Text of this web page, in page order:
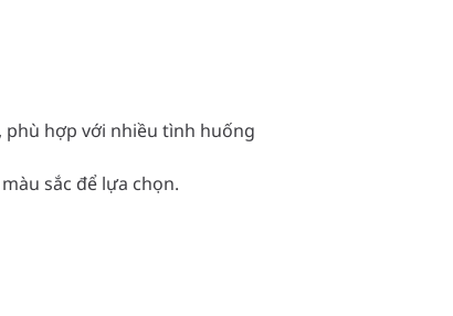
phù hợp với nhiều tình huống
sắc để lựa chọn.